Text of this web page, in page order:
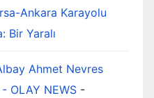
Ankara Karayolu
Bir Yaralı
Ahmet Nevres
OLAY NEWS -